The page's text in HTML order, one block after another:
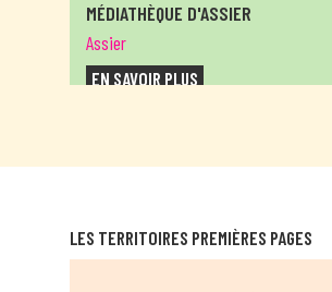
MÉDIATHÈQUE D'ASSIER
Assier
EN SAVOIR PLUS
Bagnac-sur-Célé
LES TERRITOIRES PREMIÈRES PAGES